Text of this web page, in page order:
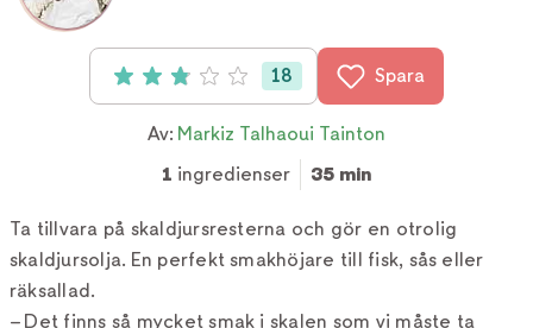
Betyg: 2.9 av 5 (18 röster)
18 Spara
Av: Markiz Talhaoui Tainton
1 ingredienser 35 min
Ta tillvara på skaldjursresterna och gör en otrolig
skaldjursolja. En perfekt smakhöjare till fisk, sås eller
räksallad.
– Det finns så mycket smak i skalen som vi måste ta